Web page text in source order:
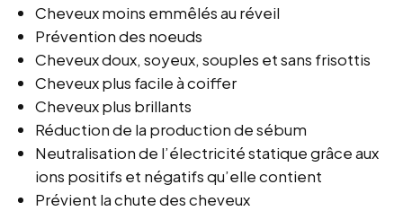
Cheveux moins emmêlés au réveil
Prévention des noeuds
Cheveux doux, soyeux, souples et sans frisottis
Cheveux plus facile à coiffer
Cheveux plus brillants
Réduction de la production de sébum
Neutralisation de l’électricité statique grâce aux
ions positifs et négatifs qu’elle contient
Prévient la chute des cheveux